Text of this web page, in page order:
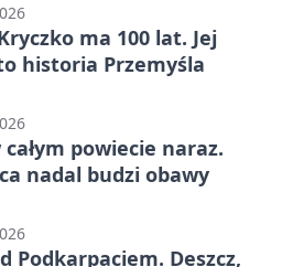
ma 100 lat. Jej
historia Przemyśla
powiecie naraz.
nadal budzi obawy
Podkarpaciem. Deszcz,